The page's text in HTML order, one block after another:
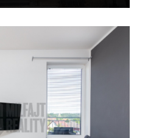
s majitelem
jednotek v domě
- doba nájmu 5 let
a přípravě prostor